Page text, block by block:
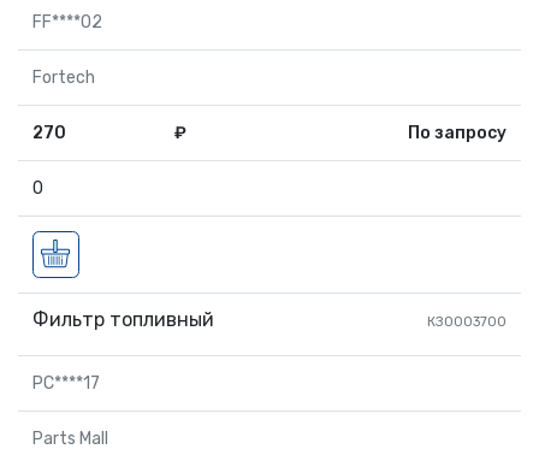
FF****02
Fortech
270 ₽ По запросу
0
Фильтр топливный КЗ0003700
PC****17
Parts Mall